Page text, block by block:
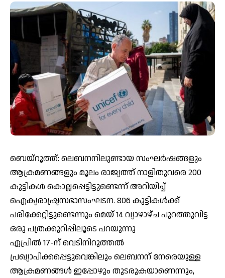
ബെയ്‌റൂത്ത്: ലെബനനിലുണ്ടായ സംഘർഷങ്ങളും
ആക്രമണങ്ങളും മൂലം രാജ്യത്ത് നാളിതുവരെ 200
കുട്ടികൾ കൊല്ലപ്പെട്ടിട്ടുണ്ടെന്ന് അറിയിച്ച്
ഐക്യരാഷ്ട്രസഭാസംഘടന. 806 കുട്ടികൾക്ക്
പരിക്കേറ്റിട്ടുണ്ടെന്നും മെയ് 14 വ്യാഴാഴ്ച പുറത്തുവിട്ട
ഒരു പത്രക്കുറിപ്പിലൂടെ പറയുന്നു
ഏപ്രിൽ 17-ന് വെടിനിറുത്തൽ
പ്രഖ്യാപിക്കപ്പെട്ടുവെങ്കിലും ലെബനന് നേരെയുള്ള
ആക്രമണങ്ങൾ ഇപ്പോഴും തുടരുകയാണെന്നും,